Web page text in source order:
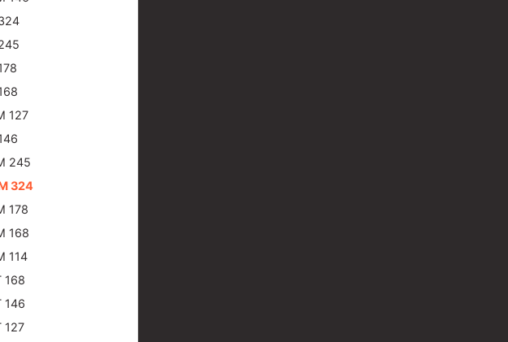
127
245
324
178
168
114
168
146
127